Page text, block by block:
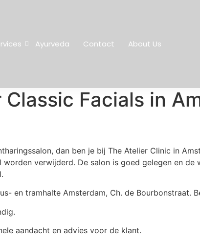
Ayurveda Contact About Us
Facials in
dan ben je bij The Atelier Clinic in
verwijderd. De salon is goed gelegen en
en tramhalte Amsterdam, Ch. de Bourbonstraat.
aandacht en advies voor de klant.